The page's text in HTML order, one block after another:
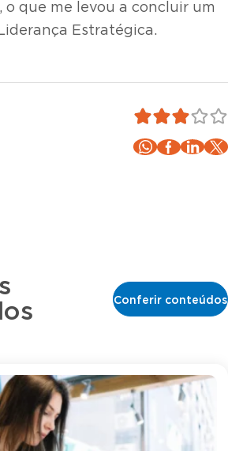
o que me levou a concluir um
Estratégica.
Conferir conteúdos